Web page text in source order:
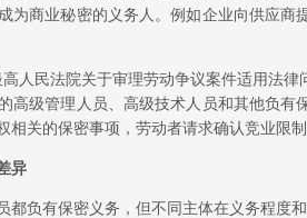
为商业秘密的义务人。例如企业向供应
人民法院关于审理劳动争议案件适用法
高级管理人员、高级技术人员和其他负
相关的保密事项，劳动者请求确认竞业限
异
都负有保密义务，但不同主体在义务程度